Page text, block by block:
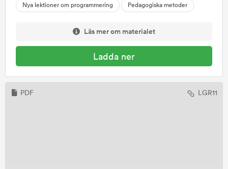
Nya lektioner om programmering Pedagogiska metoder
Läs mer om materialet
Ladda ner
PDF LGR11